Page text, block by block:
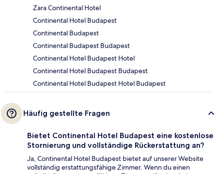
Zara Continental Hotel
Continental Hotel Budapest
Continental Budapest
Continental Budapest Budapest
Continental Hotel Budapest Hotel
Continental Hotel Budapest Budapest
Continental Hotel Budapest Hotel Budapest
Häufig gestellte Fragen
Bietet Continental Hotel Budapest eine kostenlose
Stornierung und vollständige Rückerstattung an?
Ja, Continental Hotel Budapest bietet auf unserer Website
vollständig erstattungsfähige Zimmer. Wenn du einen